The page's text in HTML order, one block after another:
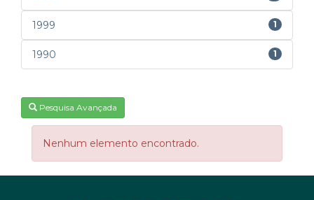
1999 1
1990 1
Pesquisa Avançada
Nenhum elemento encontrado.